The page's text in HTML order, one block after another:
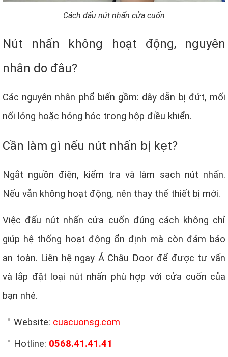
Cách đấu nút nhấn cửa cuốn
Nút nhấn không hoạt động, nguyên
nhân do đâu?
Các nguyên nhân phổ biến gồm: dây dẫn bị đứt, mối
nối lỏng hoặc hỏng hóc trong hộp điều khiển.
Cần làm gì nếu nút nhấn bị kẹt?
Ngắt nguồn điện, kiểm tra và làm sạch nút nhấn.
Nếu vẫn không hoạt động, nên thay thế thiết bị mới.
Việc đấu nút nhấn cửa cuốn đúng cách không chỉ
giúp hệ thống hoạt động ổn định mà còn đảm bảo
an toàn. Liên hệ ngay Á Châu Door để được tư vấn
và lắp đặt loại nút nhấn phù hợp với cửa cuốn của
bạn nhé.
Website: cuacuonsg.com
Hotline: 0568.41.41.41